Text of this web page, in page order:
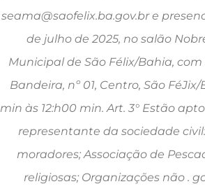
seama@saofelix.ba.gov.br e
de julho de 2025, no salão
Municipal de São Félix/Bahia,
Bandeira, nº 01, Centro, São
min às 12:h00 min. Art. 3° Estão
representante da sociedade
moradores; Associação de
religiosas; Organizações não .